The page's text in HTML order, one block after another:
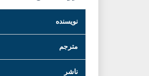
نویسنده
مترجم
ناشر